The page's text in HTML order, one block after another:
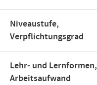
Niveaustufe,
Verpflichtungsgrad
Lehr- und Lernformen,
Arbeitsaufwand